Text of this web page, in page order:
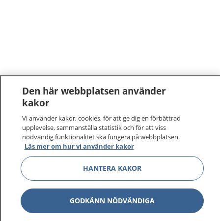
Den här webbplatsen använder
kakor
Vi använder kakor, cookies, för att ge dig en förbättrad
upplevelse, sammanställa statistik och för att viss
nödvändig funktionalitet ska fungera på webbplatsen.
Läs mer om hur vi använder kakor
HANTERA KAKOR
GODKÄNN NÖDVÄNDIGA